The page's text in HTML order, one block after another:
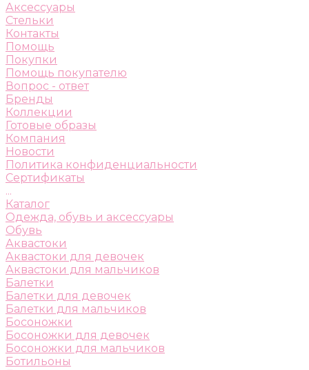
Аксессуары
Стельки
Контакты
Помощь
Покупки
Помощь покупателю
Вопрос - ответ
Бренды
Коллекции
Готовые образы
Компания
Новости
Политика конфиденциальности
Сертификаты
...
Каталог
Одежда, обувь и аксессуары
Обувь
Аквастоки
Аквастоки для девочек
Аквастоки для мальчиков
Балетки
Балетки для девочек
Балетки для мальчиков
Босоножки
Босоножки для девочек
Босоножки для мальчиков
Ботильоны